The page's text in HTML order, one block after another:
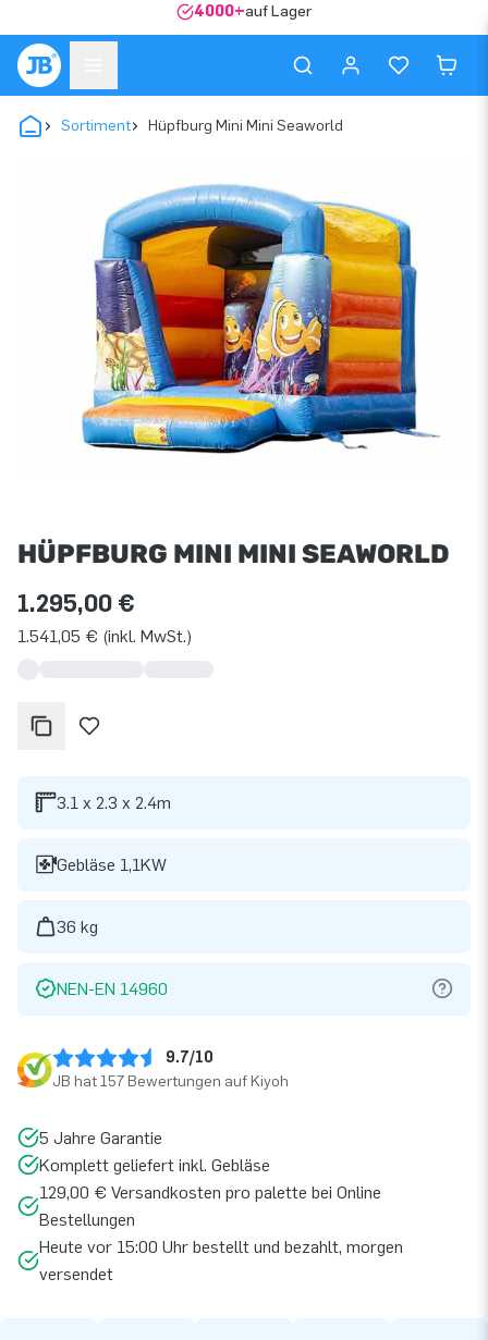
4000+auf Lager
Sortiment Hüpfburg Mini Mini Seaworld
HÜPFBURG MINI MINI SEAWORLD
1.295,00 €
1.541,05 € (inkl. MwSt.)
3.1 x 2.3 x 2.4m
Gebläse 1,1KW
36 kg
NEN-EN 14960
9.7/10
JB hat 157 Bewertungen auf Kiyoh
5 Jahre Garantie
Komplett geliefert inkl. Gebläse
129,00 € Versandkosten pro palette bei Online
Bestellungen
Heute vor 15:00 Uhr bestellt und bezahlt, morgen
versendet